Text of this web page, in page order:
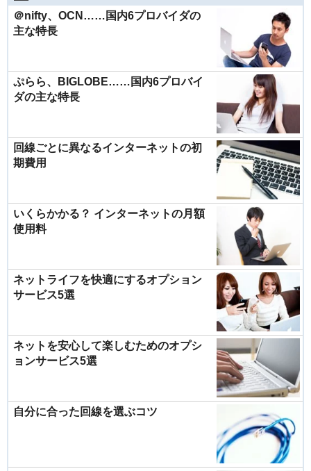
＠nifty、OCN……国内6プロバイダの
主な特長
ぷらら、BIGLOBE……国内6プロバイ
ダの主な特長
回線ごとに異なるインターネットの初
期費用
いくらかかる？ インターネットの月額
使用料
ネットライフを快適にするオプション
サービス5選
ネットを安心して楽しむためのオプシ
ョンサービス5選
自分に合った回線を選ぶコツ